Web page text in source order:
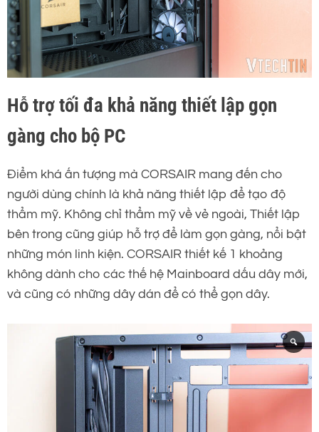
Hỗ trợ tối đa khả năng thiết lập gọn
gàng cho bộ PC
Điểm khá ấn tượng mà CORSAIR mang đến cho
người dùng chính là khả năng thiết lập để tạo độ
thẩm mỹ. Không chỉ thẩm mỹ về vẻ ngoài, Thiết lập
bên trong cũng giúp hỗ trợ để làm gọn gàng, nổi bật
những món linh kiện. CORSAIR thiết kế 1 khoảng
không dành cho các thế hệ Mainboard dấu dây mới,
và cũng có những dây dán để có thể gọn dây.